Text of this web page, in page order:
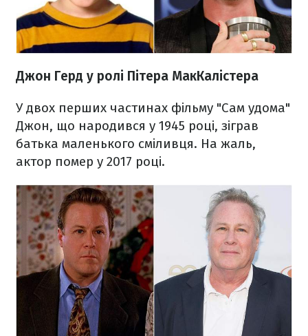
Джон Герд у ролі Пітера МакКалістера
У двох перших частинах фільму "Сам удома"
Джон, що народився у 1945 році, зіграв
батька маленького сміливця. На жаль,
актор помер у 2017 році.